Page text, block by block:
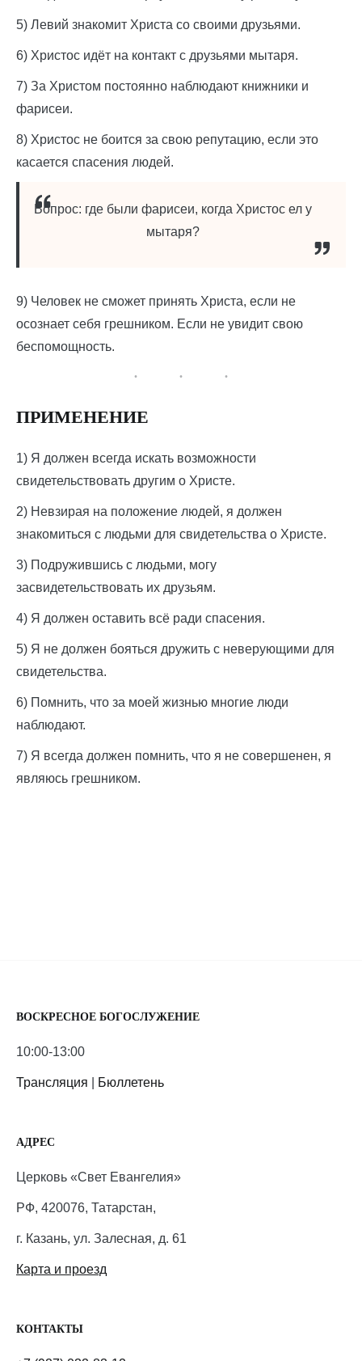
5) Левий знакомит Христа со своими друзьями.
6) Христос идёт на контакт с друзьями мытаря.
7) За Христом постоянно наблюдают книжники и
фарисеи.
8) Христос не боится за свою репутацию, если это
касается спасения людей.
Вопрос: где были фарисеи, когда Христос ел у
мытаря?
9) Человек не сможет принять Христа, если не
осознает себя грешником. Если не увидит свою
беспомощность.
ПРИМЕНЕНИЕ
1) Я должен всегда искать возможности
свидетельствовать другим о Христе.
2) Невзирая на положение людей, я должен
знакомиться с людьми для свидетельства о Христе.
3) Подружившись с людьми, могу
засвидетельствовать их друзьям.
4) Я должен оставить всё ради спасения.
5) Я не должен бояться дружить с неверующими для
свидетельства.
6) Помнить, что за моей жизнью многие люди
наблюдают.
7) Я всегда должен помнить, что я не совершенен, я
являюсь грешником.
ВОСКРЕСНОЕ БОГОСЛУЖЕНИЕ
10:00-13:00
Трансляция Бюллетень
АДРЕС
Церковь «Свет Евангелия»
РФ, 420076, Татарстан,
г. Казань, ул. Залесная, д. 61
Карта и проезд
КОНТАКТЫ